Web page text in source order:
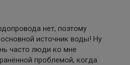
нет, поэтому
источник воды! Ну
часто люди ко мне
проблемой, когда